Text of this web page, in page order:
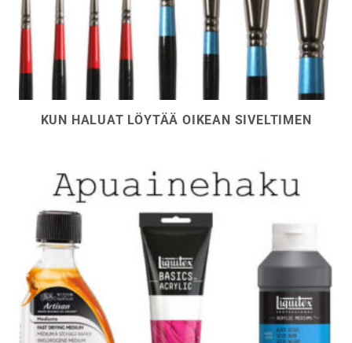
KUN HALUAT LÖYTÄÄ OIKEAN SIVELTIMEN